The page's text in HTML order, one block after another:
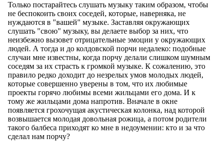
Только постарайтесь слушать музыку таким образом, чтобы
не беспокоить своих соседей, которые, наверняка, не
нуждаются в "вашей" музыке. Заставляя окружающих
слушать "свою" музыку, вы делаете выбор за них, что
неизбежно вызовет отрицательные эмоции у окружающих
людей. А тогда и до колдовской порчи недалеко: подобные
случаи мне известны, когда порчу делали слишком шумным
соседям за их страсть к громкой музыке. К сожалению, это
правило редко доходит до незрелых умов молодых людей,
которые совершенно уверены в том, что их любимые
проекты горячо любимы всеми жильцами его дома. И к
тому же жильцами дома напротив. Вначале в окне
появляется грохочущая акустическая колонка, над которой
возвышается молодая довольная рожица, а потом родители
такого балбеса приходят ко мне в недоумении: кто и за что
сделал нам порчу?